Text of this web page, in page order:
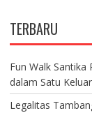
TERBARU
Fun Walk
dalam Satu
Legalitas